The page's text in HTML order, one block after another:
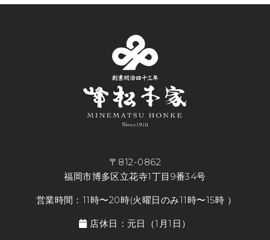
〒812-0862
福岡市博多区立花寺1丁目9番34号
営業時間：11時〜20時(火曜日のみ11時〜15時 ）
店休日：元日（1月1日）